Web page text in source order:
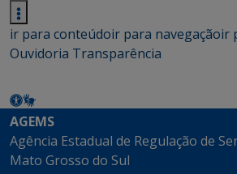
ir para conteúdoir para navegaçãoir
Ouvidoria Transparência
AGEMS
Agência Estadual de Regulação de
Mato Grosso do Sul